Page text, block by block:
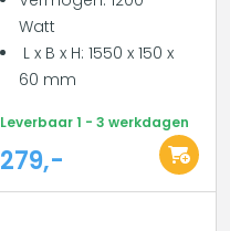
Watt
L x B x H: 1550 x 150 x
60 mm
Leverbaar 1 - 3 werkdagen
279,-